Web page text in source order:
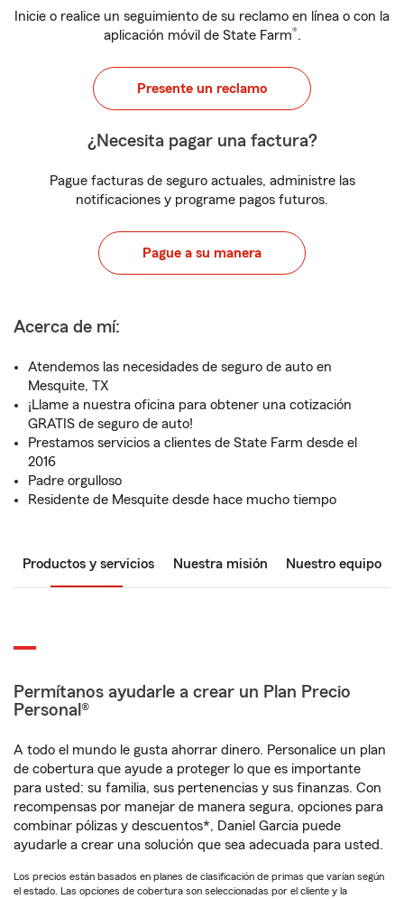
Inicie o realice un seguimiento de su reclamo en línea o con la
aplicación móvil de State Farm®.
Presente un reclamo
¿Necesita pagar una factura?
Pague facturas de seguro actuales, administre las
notificaciones y programe pagos futuros.
Pague a su manera
Acerca de mí:
Atendemos las necesidades de seguro de auto en
Mesquite, TX
¡Llame a nuestra oficina para obtener una cotización
GRATIS de seguro de auto!
Prestamos servicios a clientes de State Farm desde el
2016
Padre orgulloso
Residente de Mesquite desde hace mucho tiempo
Productos y servicios Nuestra misión Nuestro equipo
Permítanos ayudarle a crear un Plan Precio
Personal®
A todo el mundo le gusta ahorrar dinero. Personalice un plan
de cobertura que ayude a proteger lo que es importante
para usted: su familia, sus pertenencias y sus finanzas. Con
recompensas por manejar de manera segura, opciones para
combinar pólizas y descuentos*, Daniel Garcia puede
ayudarle a crear una solución que sea adecuada para usted.
Los precios están basados en planes de clasificación de primas que varían según
el estado. Las opciones de cobertura son seleccionadas por el cliente y la